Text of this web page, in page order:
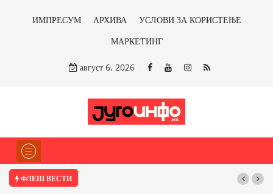
ИМПРЕСУМ АРХИВА
УСЛОВИ ЗА КОРИСТЕЊЕ
МАРКЕТИНГ
август 6, 2026
ФЛЕШ ВЕСТИ